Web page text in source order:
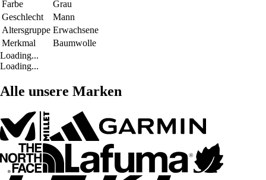
Farbe
Grau
Geschlecht
Mann
Altersgruppe Erwachsene
Merkmal
Baumwolle
Loading...
Loading...
Alle unsere Marken